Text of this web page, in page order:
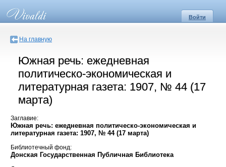
Войти
На главную
Южная речь: ежедневная
политическо-экономическая и
литературная газета: 1907, № 44 (17
марта)
Заглавие:
Южная речь: ежедневная политическо-экономическая и
литературная газета: 1907, № 44 (17 марта)
Библиотечный фонд:
Донская Государственная Публичная Библиотека